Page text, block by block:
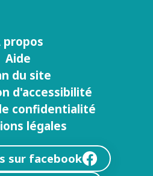
propos
Aide
du site
d'accessibilité
confidentialité
légales
sur facebook